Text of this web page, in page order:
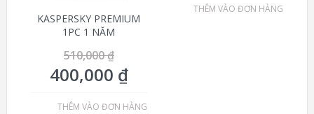
KASPERSKY PREMIUM
1PC 1 NĂM
510,000₫
400,000 ₫
THÊM VÀO ĐƠN HÀNG
THÊM VÀO ĐƠN HÀNG